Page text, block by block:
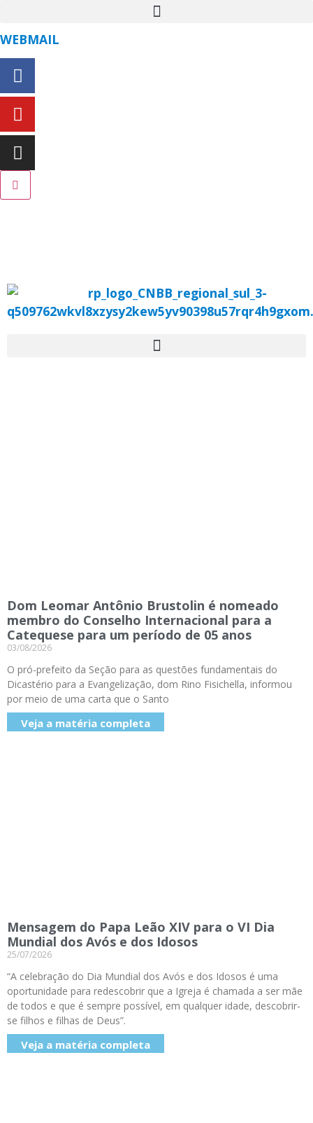
WEBMAIL
Dom Leomar Antônio Brustolin é nomeado
membro do Conselho Internacional para a
Catequese para um período de 05 anos
03/08/2026
O pró-prefeito da Seção para as questões fundamentais do
Dicastério para a Evangelização, dom Rino Fisichella, informou
por meio de uma carta que o Santo
Veja a matéria completa
Mensagem do Papa Leão XIV para o VI Dia
Mundial dos Avós e dos Idosos
25/07/2026
“A celebração do Dia Mundial dos Avós e dos Idosos é uma
oportunidade para redescobrir que a Igreja é chamada a ser mãe
de todos e que é sempre possível, em qualquer idade, descobrir-
se filhos e filhas de Deus”.
Veja a matéria completa